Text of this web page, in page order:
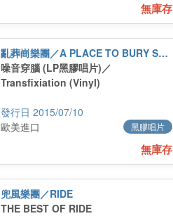
無庫存
亂葬崗樂團／A PLACE TO BURY STRANGERS
噪音穿腦 (LP黑膠唱片)／
Transfixiation (Vinyl)
2015/07/10
黑膠唱片
歐美進口
無庫存
兜風樂團／RIDE
THE BEST OF RIDE